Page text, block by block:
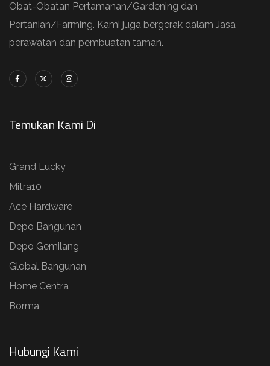
Obat-Obatan Pertamanan/Gardening dan
Pertanian/Farming. Kami juga bergerak dalam Jasa
perawatan dan pembuatan taman.
Temukan Kami Di
Grand Lucky
Mitra10
Ace Hardware
Depo Bangunan
Depo Gemilang
Global Bangunan
Home Centra
Borma
Hubungi Kami​